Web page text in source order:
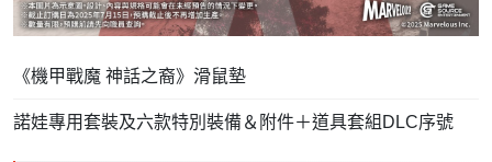
《機甲戰魔 神話之裔》滑鼠墊
⁠諾娃專用套裝及六款特別裝備＆附件＋道具套組DLC序號